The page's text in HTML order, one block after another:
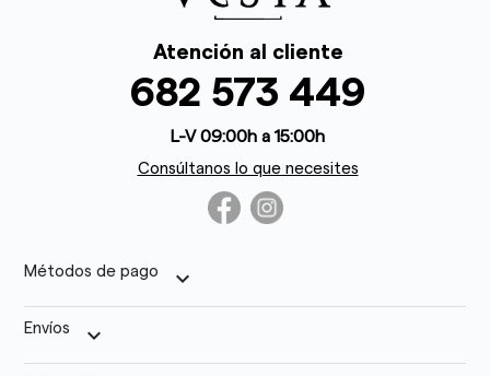
Atención al cliente
682 573 449
L-V 09:00h a 15:00h
Consúltanos lo que necesites
Métodos de pago keyboard_arrow_down
Envíos keyboard_arrow_down